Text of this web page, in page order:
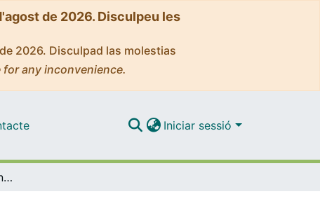
de 2026. Disculpeu les
2026. Disculpad las molestias
any inconvenience.
Iniciar sessió
Background encoding in conversational Catalan